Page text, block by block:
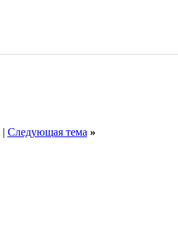
| Следующая тема »